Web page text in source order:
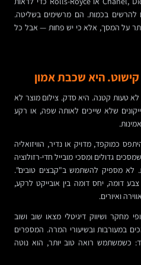
להרשים בכמות. הם מרשימים בשליטה.
על המסך, אלא כי יש פחות — אבל כל
קישוט. היא שכבת אמון
לא טעות קטנה. היא סדק. צילום מוצר לא
שלא שייכים לאותה שפה, או רקע
כמוקפד, מדויק או נדיר, הוויזואליה
גדולים ומסכי מובייל חדי-רזולוציה
לא מספיק להשתמש ב"קבצים טובים".
דומה, יחס דומה בין אובייקט לרקע,
ואיורים.
ושיווק דיגיטלי מצאו שוב ושוב
במעורבות ובשיעורי המרה. המספרים
כשמשתמש רואה טוב יותר, הוא נוטה